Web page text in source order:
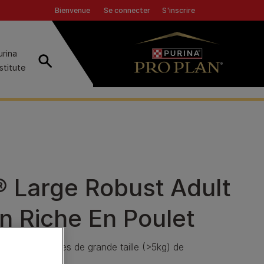
Bienvenue Header top
Se connecter S'inscrire
Recherche
Large Robust Adult
Riche En Poulet
chiens adultes de grande taille (>5kg) de